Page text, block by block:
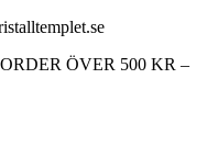
ÖVER 500 KR –